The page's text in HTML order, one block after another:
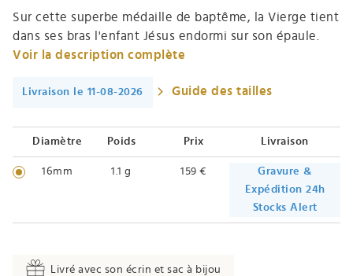
Sur cette superbe médaille de baptême, la Vierge tient
dans ses bras l'enfant Jésus endormi sur son épaule.
Voir la description complète
Livraison le 11-08-2026 Guide des tailles
Diamètre Poids Prix Livraison
16mm 1.1 g 159 €
Gravure &
Expédition 24h
Stocks Alert
Livré avec son écrin et sac à bijou